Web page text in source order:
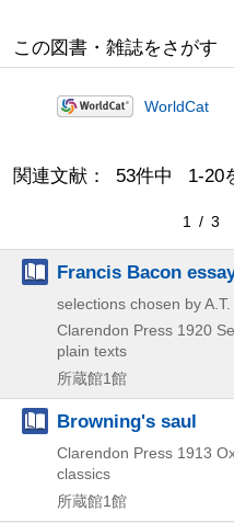
この図書・雑誌をさがす
WorldCat
関連文献： 53件中 1-20
1 / 3
Francis Bacon
selections chosen by
Clarendon Press 1920
plain texts
所蔵館1館
Browning's saul
Clarendon Press 1913
classics
所蔵館1館